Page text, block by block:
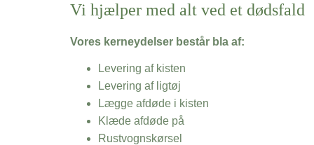
Vi hjælper med alt ved et dødsfald
Vores kerneydelser består bla af:
Levering af kisten
Levering af ligtøj
Lægge afdøde i kisten
Klæde afdøde på
Rustvognskørsel